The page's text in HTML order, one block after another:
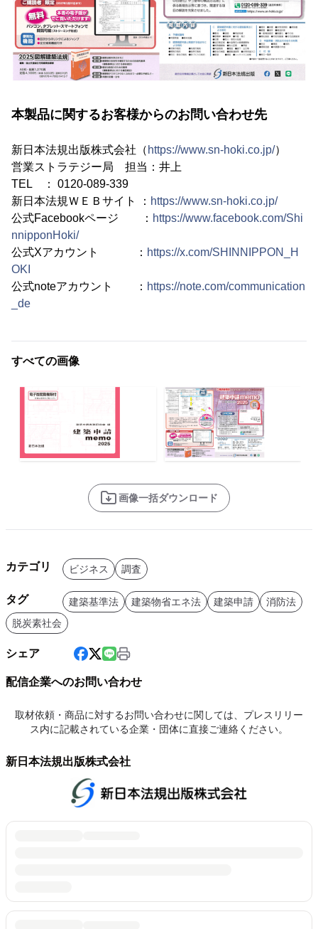
本製品に関するお客様からのお問い合わせ先
新日本法規出版株式会社（ https://www.sn-hoki.co.jp/）
営業ストラテジー局 担当：井上
TEL ： 0120-089-339
新日本法規ＷＥＢサイト ： https://www.sn-hoki.co.jp/
公式Facebookページ ： https://www.facebook.com/Shi
nnipponHoki/
公式Xアカウント ： https://x.com/SHINNIPPON_H
OKI
公式noteアカウント ： https://note.com/communication
_de
すべての画像
画像一括ダウンロード
カテゴリ ビジネス 調査
タグ 建築基準法 建築物省エネ法 建築申請
消防法
脱炭素社会
シェア
配信企業へのお問い合わせ
取材依頼・商品に対するお問い合わせに関しては、プレスリリー
ス内に記載されている企業・団体に直接ご連絡ください。
新日本法規出版株式会社